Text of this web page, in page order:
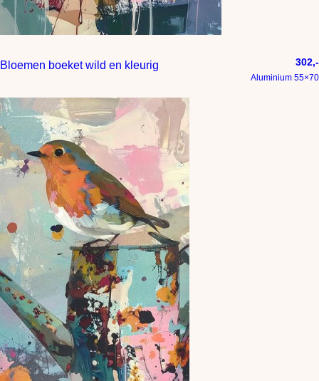
Bloemen boeket wild en kleurig 302,-
Aluminium 55×70